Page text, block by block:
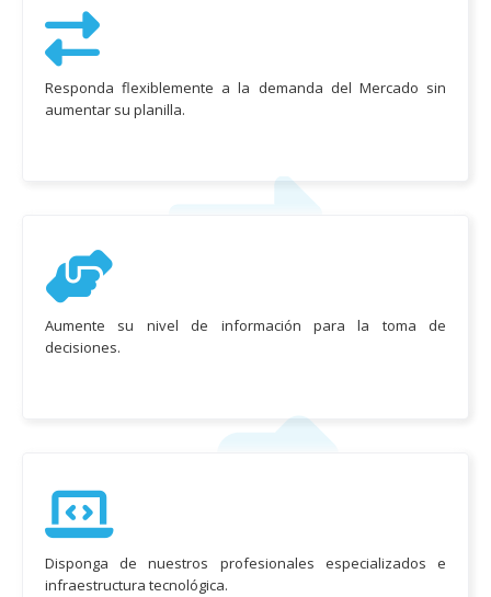
Responda flexiblemente a la demanda del Mercado sin
aumentar su planilla.
Aumente su nivel de información para la toma de
decisiones.
Disponga de nuestros profesionales especializados e
infraestructura tecnológica.